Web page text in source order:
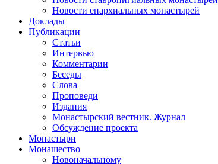
Новости епархиальных монастырей
Доклады
Публикации
Статьи
Интервью
Комментарии
Беседы
Слова
Проповеди
Издания
Монастырский вестник. Журнал
Обсуждение проекта
Монастыри
Монашество
Новоначальному